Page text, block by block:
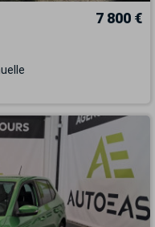
7 800 €